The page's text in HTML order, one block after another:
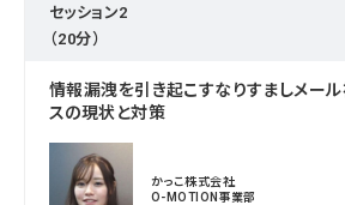
セッション2
（20分）
情報漏洩を引き起こすなりすましメー
スの現状と対策
かっこ株式会社
O-MOTION事業部